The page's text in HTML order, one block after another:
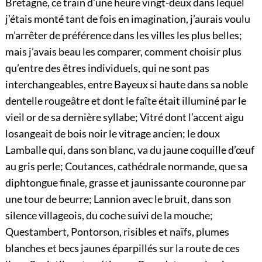
Bretagne, ce train d’une heure vingt-deux dans lequel
j’étais monté tant de fois en imagination, j’aurais voulu
m’arrêter de préférence dans les villes les plus belles;
mais j’avais beau les comparer, comment choisir plus
qu’entre des êtres individuels, qui ne sont pas
interchangeables, entre Bayeux si haute dans sa noble
dentelle rougeâtre et dont le faîte était illuminé par le
vieil or de sa dernière syllabe; Vitré dont l’accent aigu
losangeait de bois noir le vitrage ancien; le doux
Lamballe qui, dans son blanc, va du jaune coquille d’œuf
au gris perle; Coutances, cathédrale normande, que sa
diphtongue finale, grasse et jaunissante couronne par
une tour de beurre; Lannion avec le bruit, dans son
silence villageois, du coche suivi de la mouche;
Questambert, Pontorson, risibles et naïfs, plumes
blanches et becs jaunes éparpillés sur la route de ces